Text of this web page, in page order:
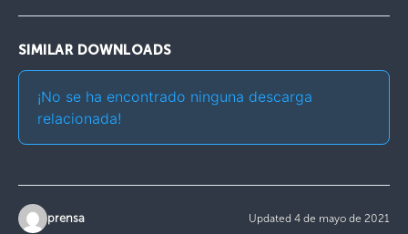
SIMILAR DOWNLOADS
¡No se ha encontrado ninguna descarga
relacionada!
prensa Updated 4 de mayo de 2021